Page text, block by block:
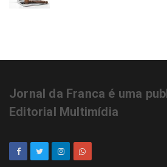
Jornal da Franca é uma
Editorial Multimídia